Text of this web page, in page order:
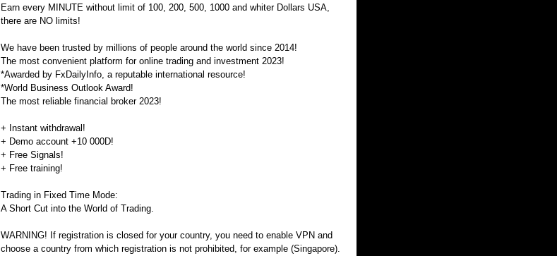
Earn every MINUTE without limit of 100, 200, 500, 1000 and whiter Dollars USA,
there are NO limits!
We have been trusted by millions of people around the world since 2014!
The most convenient platform for online trading and investment 2023!
*Awarded by FxDailyInfo, a reputable international resource!
*World Business Outlook Award!
The most reliable financial broker 2023!
+ Instant withdrawal!
+ Demo account +10 000D!
+ Free Signals!
+ Free training!
Trading in Fixed Time Mode:
A Short Cut into the World of Trading.
WARNING! If registration is closed for your country, you need to enable VPN and
choose a country from which registration is not prohibited, for example (Singapore).